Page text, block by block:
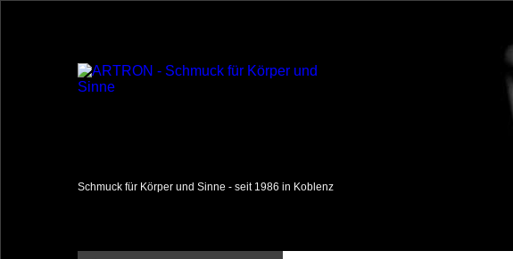
Schmuck für Körper und Sinne - seit 1986 in Koblenz